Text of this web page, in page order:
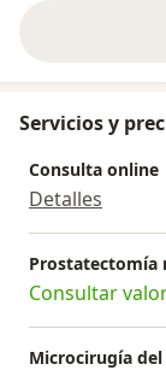
Servicios y
Consulta online
Detalles
Prostatectomía
Consultar
Microcirugía del